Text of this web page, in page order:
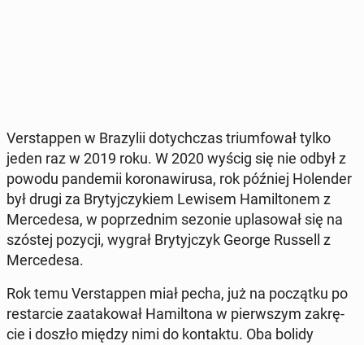
Ver­stap­pen w Bra­zy­lii do­tych­czas trium­fo­wał tylko
jeden raz w 2019 roku. W 2020 wyścig się nie odbył z
powodu pan­de­mii ko­ro­na­wi­ru­sa, rok później Ho­len­der
był drugi za Bry­tyj­czy­kiem Lewisem Ha­mil­to­nem z
Mer­ce­de­sa, w po­przed­nim sezonie upla­so­wał się na
szóstej pozycji, wygrał Bry­tyj­czyk George Russell z
Mer­ce­de­sa.
Rok temu Ver­stap­pen miał pecha, już na po­cząt­ku po
re­star­cie za­ata­ko­wał Ha­mil­to­na w pierw­szym za­krę­
cie i doszło między nimi do kon­tak­tu. Oba bolidy